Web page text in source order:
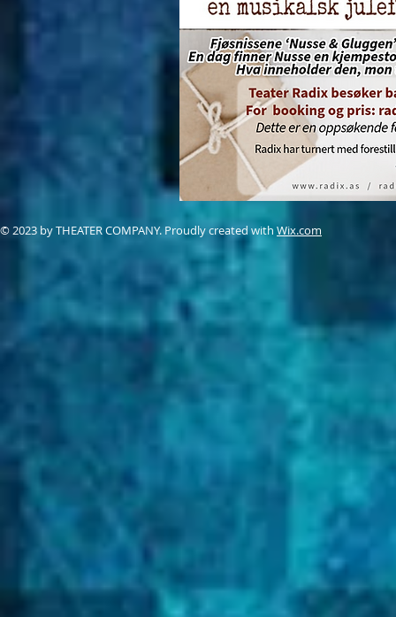
© 2023 by THEATER COMPANY. Proudly created with Wix.com